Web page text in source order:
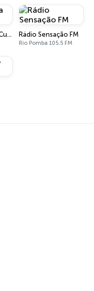
Rádio Massa FM Curitiba Rádio Sensação FM
Rio Pomba 105.5 FM